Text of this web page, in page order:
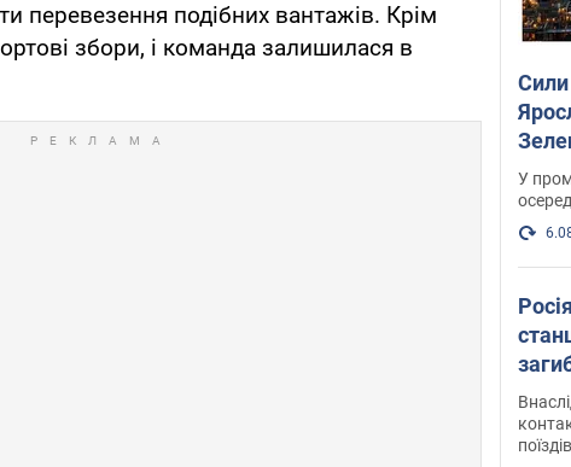
перевезення подібних вантажів. Крім
збори, і команда залишилася в
У